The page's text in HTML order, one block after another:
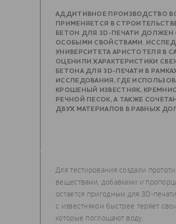
АДДИТИВНОЕ ПРОИЗВОДСТВО
ПРИМЕНЯЕТСЯ В
БЕТОН ДЛЯ 3D-ПЕЧАТИ ДОЛЖЕН
ОСОБЫМИ СВОЙСТВАМИ.
УНИВЕРСИТЕТА АРИСТОТЕЛЯ В
ОЦЕНИЛИ ХАРАКТЕРИСТИКИ
БЕТОНА ДЛЯ 3D-ПЕЧАТИ В
ИССЛЕДОВАНИЯ, ГДЕ
КРОШЕНЫЙ ИЗВЕСТНЯК,
РЕЧНОЙ ПЕСОК, А ТАКЖЕ
ДВУХ МАТЕРИАЛОВ В РАВНЫХ
Для тестирования создали
веществами, добавками и
остается пригодным для 3D-
с известняком быстрее теряет
которые поглощают воду.